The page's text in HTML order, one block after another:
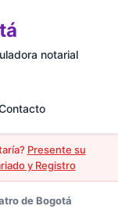
notarial
Presente su
y Registro
de Bogotá